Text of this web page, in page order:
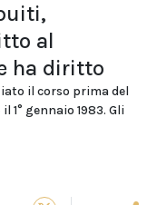
al
ha diritto
il corso prima del
1° gennaio 1983. Gli